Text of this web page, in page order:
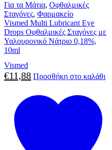
Για τα Μάτια, Οφθαλμικές
Σταγόνες, Φαρμακείο
Vismed Multi Lubricant Eye
Drops Οφθαλμικές Σταγόνες με
Υαλουρονικό Νάτριο 0,18%,
10ml
Vismed
€11,88 Προσθήκη στο καλάθι